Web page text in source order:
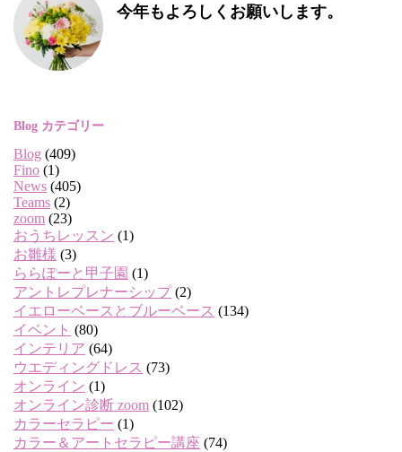
今年もよろしくお願いします。
Blog カテゴリー
Blog (409)
Fino (1)
News (405)
Teams (2)
zoom (23)
おうちレッスン (1)
お雛様 (3)
ららぽーと甲子園 (1)
アントレプレナーシップ(2)
イエローベースとブルーベース (134)
イベント (80)
インテリア (64)
ウエディングドレス (73)
オンライン (1)
オンライン診断 zoom (102)
カラーセラピー (1)
カラー＆アートセラピー講座 (74)